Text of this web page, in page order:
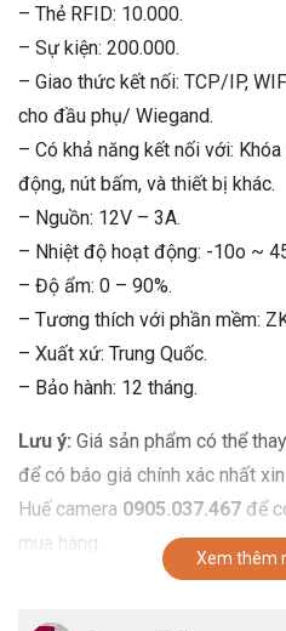
– Thẻ RFID: 10.000.
– Sự kiện: 200.000.
– Giao thức kết nối: TCP/IP,
cho đầu phụ/ Wiegand.
– Có khả năng kết nối với:
động, nút bấm, và thiết bị khác.
– Nguồn: 12V – 3A.
– Nhiệt độ hoạt động: -10o ~
– Độ ẩm: 0 – 90%.
– Tương thích với phần mềm:
– Xuất xứ: Trung Quốc.
– Bảo hành: 12 tháng.
Lưu ý: Giá sản phẩm có thể
để có báo giá chính xác nhất
Huế camera 0905.037.467 để
mua hàng.
Xem thêm